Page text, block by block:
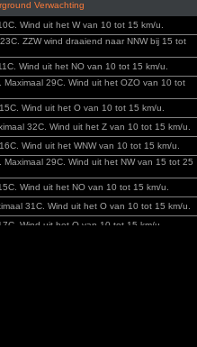
Verwachting
Wind uit het W van 10 tot 15 km/u.
ZZW wind draaiend naar NNW bij 15 tot
Wind uit het NO van 10 tot 15 km/u.
Maximaal 29C. Wind uit het OZO van 10 tot
Wind uit het O van 10 tot 15 km/u.
32C. Wind uit het Z van 10 tot 15 km/u.
Wind uit het WNW van 10 tot 15 km/u.
Maximaal 29C. Wind uit het NW van 15 tot 25
Wind uit het NO van 10 tot 15 km/u.
31C. Wind uit het O van 10 tot 15 km/u.
Wind uit het O van 10 tot 15 km/u.